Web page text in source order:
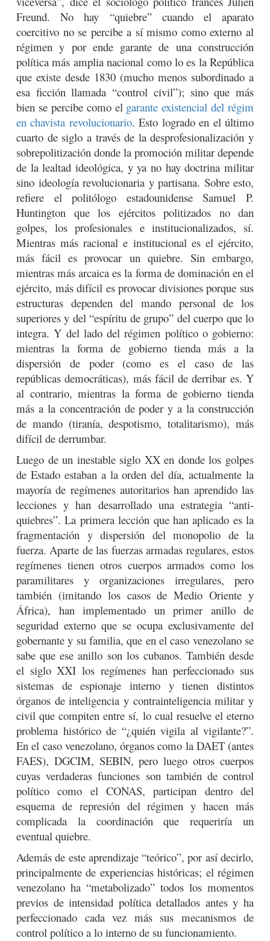
Freund. No hay “quiebre” cuando el aparato
coercitivo no se percibe a sí mismo como externo al
régimen y por ende garante de una construcción
política más amplia nacional como lo es la República
que existe desde 1830 (mucho menos subordinado a
esa ficción llamada “control civil”); sino que más
bien se percibe como el garante existencial del régim
en chavista revolucionario. Esto logrado en el último
cuarto de siglo a través de la desprofesionalización y
sobrepolitización donde la promoción militar depende
de la lealtad ideológica, y ya no hay doctrina militar
sino ideología revolucionaria y partisana. Sobre esto,
refiere el politólogo estadounidense Samuel P.
Huntington que los ejércitos politizados no dan
golpes, los profesionales e institucionalizados, sí.
Mientras más racional e institucional es el ejército,
más fácil es provocar un quiebre. Sin embargo,
mientras más arcaica es la forma de dominación en el
ejército, más difícil es provocar divisiones porque sus
estructuras dependen del mando personal de los
superiores y del “espíritu de grupo” del cuerpo que lo
integra. Y del lado del régimen político o gobierno:
mientras la forma de gobierno tienda más a la
dispersión de poder (como es el caso de las
repúblicas democráticas), más fácil de derribar es. Y
al contrario, mientras la forma de gobierno tienda
más a la concentración de poder y a la construcción
de mando (tiranía, despotismo, totalitarismo), más
difícil de derrumbar.
Luego de un inestable siglo XX en donde los golpes
de Estado estaban a la orden del día, actualmente la
mayoría de regímenes autoritarios han aprendido las
lecciones y han desarrollado una estrategia “anti-
quiebres”. La primera lección que han aplicado es la
fragmentación y dispersión del monopolio de la
fuerza. Aparte de las fuerzas armadas regulares, estos
regímenes tienen otros cuerpos armados como los
paramilitares y organizaciones irregulares, pero
también (imitando los casos de Medio Oriente y
África), han implementado un primer anillo de
seguridad externo que se ocupa exclusivamente del
gobernante y su familia, que en el caso venezolano se
sabe que ese anillo son los cubanos. También desde
el siglo XXI los regímenes han perfeccionado sus
sistemas de espionaje interno y tienen distintos
órganos de inteligencia y contrainteligencia militar y
civil que compiten entre sí, lo cual resuelve el eterno
problema histórico de “¿quién vigila al vigilante?”.
En el caso venezolano, órganos como la DAET (antes
FAES), DGCIM, SEBIN, pero luego otros cuerpos
cuyas verdaderas funciones son también de control
político como el CONAS, participan dentro del
esquema de represión del régimen y hacen más
complicada la coordinación que requeriría un
eventual quiebre.
Además de este aprendizaje “teórico”, por así decirlo,
principalmente de experiencias históricas; el régimen
venezolano ha “metabolizado” todos los momentos
previos de intensidad política detallados antes y ha
perfeccionado cada vez más sus mecanismos de
control político a lo interno de su funcionamiento.